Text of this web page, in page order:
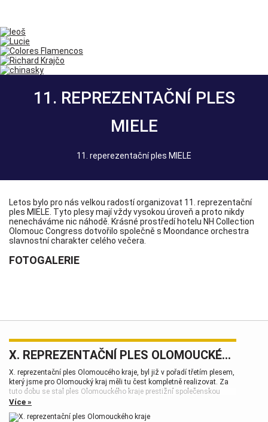
11. REPREZENTAČNÍ PLES
MIELE
11. reperezentační ples MIELE
Letos bylo pro nás velkou radostí organizovat 11. reprezentační
ples MIELE. Tyto plesy mají vždy vysokou úroveň a proto nikdy
nenecháváme nic náhodě. Krásné prostředí hotelu NH Collection
Olomouc Congress dotvořilo společně s Moondance orchestra
slavnostní charakter celého večera.
FOTOGALERIE
X. REPREZENTAČNÍ PLES OLOMOUCKÉHO KRAJE
X. reprezentační ples Olomoucého kraje, byl již v pořadí třetím plesem,
který jsme pro Olomoucký kraj měli tu čest kompletně realizovat. Za
tuto dobu se stal ples Olomouckého kraje prestižní společenskou
událostí, která patří k vrcholům plesové sezóny.
Více »